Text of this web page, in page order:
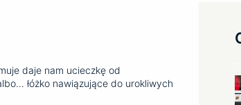
daje nam ucieczkę od
łóżko nawiązujące do urokliwych